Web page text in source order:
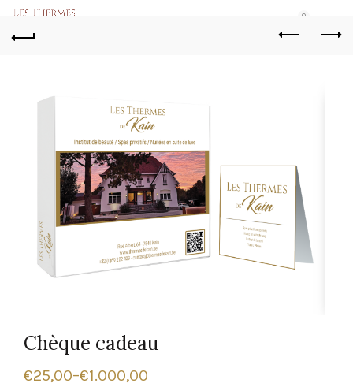
0
Chèque cadeau
€25,00–€1.000,00